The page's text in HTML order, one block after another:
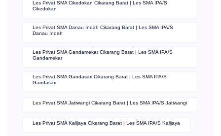
Les Privat SMA Cikedokan Cikarang Barat | Les SMA IPA/S
Cikedokan
Les Privat SMA Danau Indah Cikarang Barat | Les SMA IPA/S
Danau Indah
Les Privat SMA Gandamekar Cikarang Barat | Les SMA IPA/S
Gandamekar
Les Privat SMA Gandasari Cikarang Barat | Les SMA IPA/S
Gandasari
Les Privat SMA Jatiwangi Cikarang Barat | Les SMA IPA/S Jatiwangi
Les Privat SMA Kalijaya Cikarang Barat | Les SMA IPA/S Kalijaya